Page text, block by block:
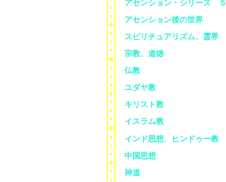
アセンション・シリーズ ５
アセンション後の世界
スピリチュアリズム、霊界
宗教、道徳
仏教
ユダヤ教
キリスト教
イスラム教
インド思想、ヒンドゥー教
中国思想
神道